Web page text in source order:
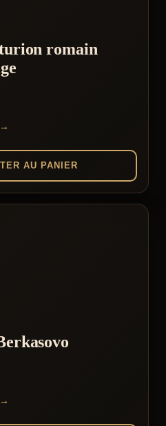
romain
AU PANIER